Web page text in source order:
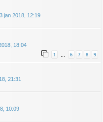
jan 2018, 12:19
18:04
1 6 7 8 9
21:31
10:09